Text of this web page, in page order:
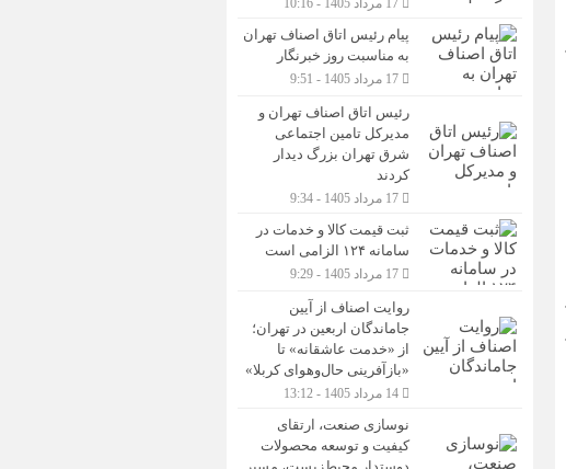
پیام رئیس اتاق اصناف تهران
به مناسبت روز خبرنگار
رئیس اتاق اصناف تهران و
مدیرکل تامین اجتماعی
شرق تهران بزرگ دیدار
کردند
ثبت قیمت کالا و خدمات در
سامانه ۱۲۴ الزامی است
روایت اصناف از آیین
جاماندگان اربعین در تهران؛
از «خدمت عاشقانه» تا
«بازآفرینی حال‌وهوای کربلا»
نوسازی صنعت، ارتقای
کیفیت و توسعه محصولات